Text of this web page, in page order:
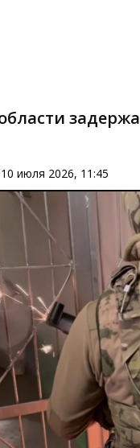
10 июля 2026, 11:45